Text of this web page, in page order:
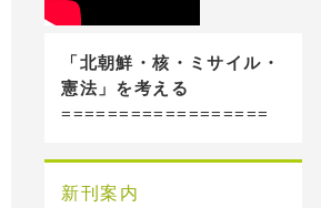
「北朝鮮・核・ミサイル・
憲法」を考える
==================
新刊案内